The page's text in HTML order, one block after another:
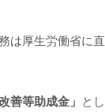
は厚生労働省に
善等助成金」 と